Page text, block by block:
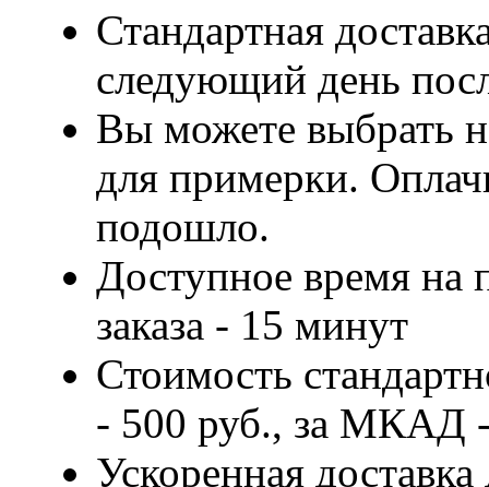
Стандартная
следующий день
Вы можете выбрать
для примерки.
подошло.
Доступное время на
заказа - 15 минут
Стоимость
- 500 руб., за МКАД
Ускоренная